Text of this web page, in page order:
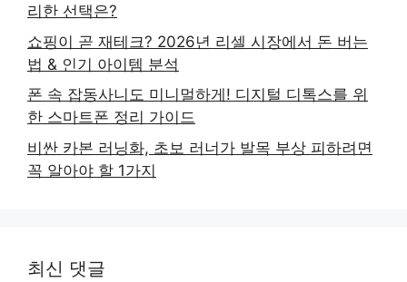
리한 선택은?
쇼핑이 곧 재테크? 2026년 리셀 시장에서 돈 버는
법 & 인기 아이템 분석
폰 속 잡동사니도 미니멀하게! 디지털 디톡스를 위
한 스마트폰 정리 가이드
비싼 카본 러닝화, 초보 러너가 발목 부상 피하려면
꼭 알아야 할 1가지
최신 댓글